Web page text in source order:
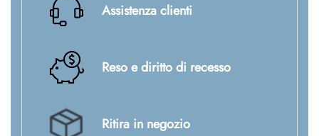
Assistenza clienti
Reso e diritto di recesso
Ritira in negozio